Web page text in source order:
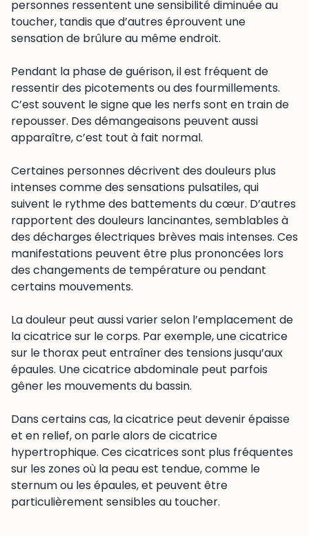
personnes ressentent une sensibilité diminuée au
toucher, tandis que d’autres éprouvent une
sensation de brûlure au même endroit.
Pendant la phase de guérison, il est fréquent de
ressentir des picotements ou des fourmillements.
C’est souvent le signe que les nerfs sont en train de
repousser. Des démangeaisons peuvent aussi
apparaître, c’est tout à fait normal.
Certaines personnes décrivent des douleurs plus
intenses comme des sensations pulsatiles, qui
suivent le rythme des battements du cœur. D’autres
rapportent des douleurs lancinantes, semblables à
des décharges électriques brèves mais intenses. Ces
manifestations peuvent être plus prononcées lors
des changements de température ou pendant
certains mouvements.
La douleur peut aussi varier selon l’emplacement de
la cicatrice sur le corps. Par exemple, une cicatrice
sur le thorax peut entraîner des tensions jusqu’aux
épaules. Une cicatrice abdominale peut parfois
gêner les mouvements du bassin.
Dans certains cas, la cicatrice peut devenir épaisse
et en relief, on parle alors de cicatrice
hypertrophique. Ces cicatrices sont plus fréquentes
sur les zones où la peau est tendue, comme le
sternum ou les épaules, et peuvent être
particulièrement sensibles au toucher.